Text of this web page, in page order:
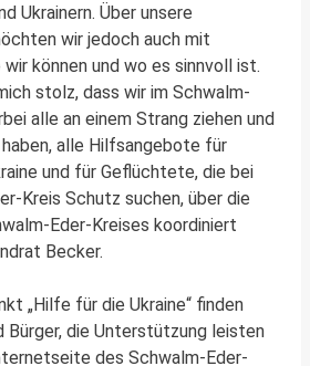
Ukrainern. Über unsere
wir jedoch auch mit
können und wo es sinnvoll ist.
stolz, dass wir im Schwalm-
alle an einem Strang ziehen und
alle Hilfsangebote für
und für Geflüchtete, die bei
Kreis Schutz suchen, über die
Eder-Kreises koordiniert
Becker.
„Hilfe für die Ukraine“ finden
Bürger, die Unterstützung leisten
des Schwalm-Eder-